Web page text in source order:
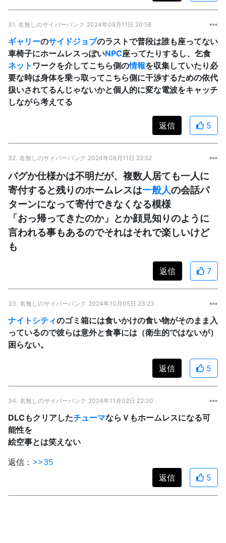
31. 名無しのサイバーパンク 2024年08月11日 20:58
ギャリーのサイドジョブのラストで普段は誰も座ってない
車椅子にホームレスっぽいNPC座ってたりするし、乞食
ネット ワークを介してこちら側の情報を収集していたり必
要な時は身体を乗っ取ってこちら側に干渉するための依代
扱いされてるんじゃないかと個人的に変な電波をキャッチ
しながら考えてる
返信 5
32. 名無しのサイバーパンク 2024年08月11日 22:52
バグか仕様かは不明だが、複数人居ても一人に
寄付すると残りのホームレスは一般人の会話パ
ターンになって寄付できなくなる模様
「おっ帰ってきたのか」とか顔見知りのように
言われる事もあるのでそれはそれで楽しいけど
も
返信 7
33. 名無しのサイバーパンク 2024年10月05日 23:23
ナイトシティのゴミ箱には食いかけの食い物がそのまま入
っているので彼らは意外と食事には（衛生的ではないが）
困らない。
返信 5
34. 名無しのサイバーパンク 2024年11月02日 22:30
DLCもクリアしたチューマならＶもホームレスになる可
能性を
絵空事とは笑えない
返信： >>35
返信
5